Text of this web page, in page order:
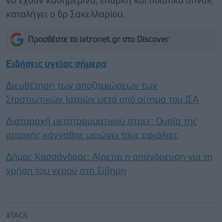
καταλήγει ο δρ Σακελλαρίου.
Προσθέστε το iatronet.gr στο Discover
Ειδήσεις υγείας σήμερα
Διευθέτηση των αποζημιώσεων των
Στρατιωτικών Ιατρών μετά από αίτημα του ΙΣΑ
Διαταραχή μετατραυματικού στρες: Ουσία της
ιατρικής κάνναβης μειώνει τους εφιάλτες
Δήμος Κασσάνδρας: Αίρεται η απαγόρευση για τη
χρήση του νερού στη Σίβηρη
#TAGS